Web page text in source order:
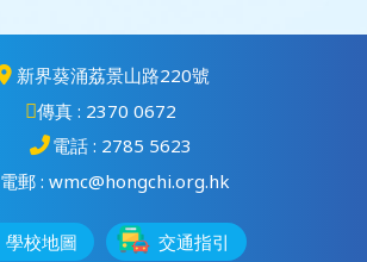
新界葵涌荔景山路220號
傳真 : 2370 0672
電話 : 2785 5623
電郵 : wmc@hongchi.org.hk
學校地圖 交通指引